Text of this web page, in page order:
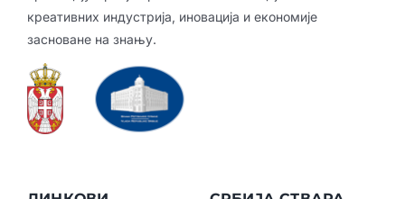
промоцију Србије кроз извозни потенцијал из области
креативних индустрија, иновација и економије
засноване на знању.